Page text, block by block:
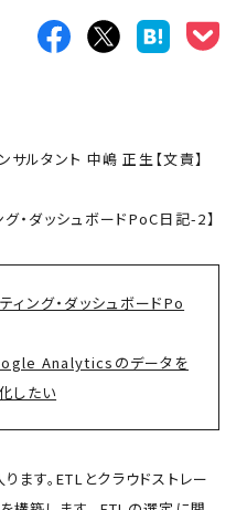
ルタント 中嶋 正生【文責】
・ダッシュボードPoC日記-2】
ィング・ダッシュボードPo
Analyticsのデータを
したい
ます。ETLとクラウドストレー